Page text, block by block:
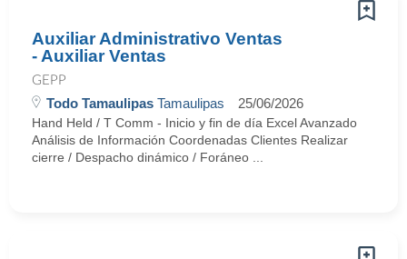
Auxiliar Administrativo Ventas
- Auxiliar Ventas
GEPP
Todo Tamaulipas Tamaulipas 25/06/2026
Hand Held / T Comm - Inicio y fin de día Excel Avanzado
Análisis de Información Coordenadas Clientes Realizar
cierre / Despacho dinámico / Foráneo ...